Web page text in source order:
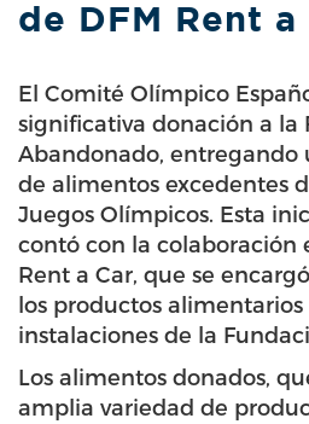
de DFM Rent a
El Comité Olímpico
significativa donación a la
Abandonado, entregando
de alimentos excedentes
Juegos Olímpicos. Esta
contó con la colaboración
Rent a Car, que se
los productos alimentarios
instalaciones de la
Los alimentos donados,
amplia variedad de